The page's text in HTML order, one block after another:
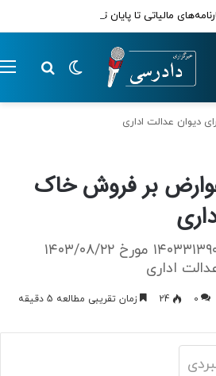
مالیاتی تا پایان تابستان 1405
تغییر پوسته
دیوان عدالت اداری
بر فروش خاک
رای شماره ۱۴‍۰۳۳۱۳۹‍۰‍۰‍۰۲‍۰۱۸‍۰۸۳ مورخ ۱۴‍۰۳/‍۰۸/۲۲
اداری
0
24 زمان تقریبی مطالعه 5 دقیقه